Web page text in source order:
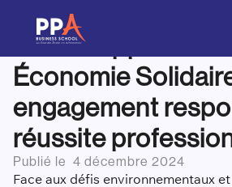
La spécialité
« Développement
Économie
engagement
réussite
Publié le 4 décembre 2024
Face aux défis environnementaux